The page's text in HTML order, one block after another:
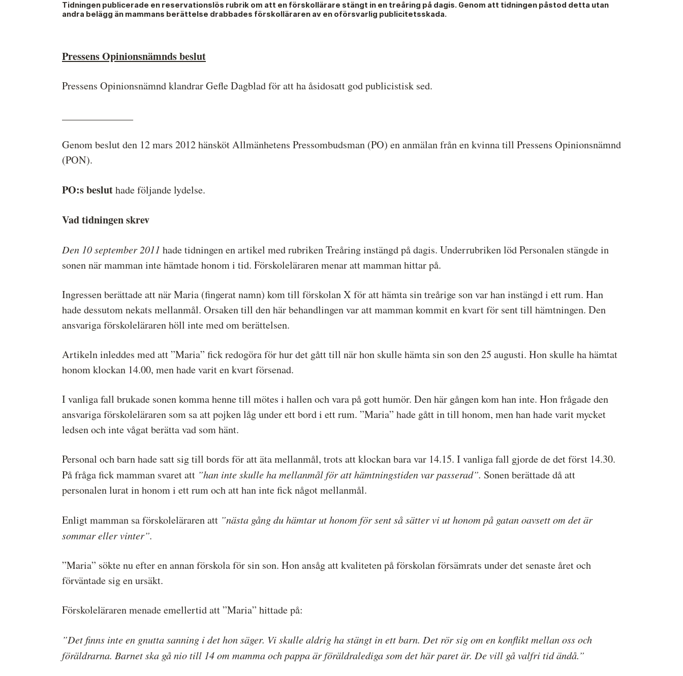
Medieetikens historia Hela listan över frivilligt anslutna medier
Tidningen publicerade en reservationslös rubrik om att en förskollärare stängt in en treåring på dagis. Genom att tidningen påstod detta utan
andra belägg än mammans berättelse drabbades förskolläraren av en oförsvarlig publicitetsskada.
Pressens Opinionsnämnds beslut
Pressens Opinionsnämnd klandrar Gefle Dagblad för att ha åsidosatt god publicistisk sed.
Genom beslut den 12 mars 2012 hänsköt Allmänhetens Pressombudsman (PO) en anmälan från en kvinna till Pressens Opinionsnämnd
(PON).
PO:s besluthade följande lydelse.
Vad tidningen skrev
Den 10 september 2011 hade tidningen en artikel med rubriken Treåring instängd på dagis. Underrubriken löd Personalen stängde in
sonen när mamman inte hämtade honom i tid. Förskoleläraren menar att mamman hittar på.
Ingressen berättade att när Maria (fingerat namn) kom till förskolan X för att hämta sin treårige son var han instängd i ett rum. Han
hade dessutom nekats mellanmål. Orsaken till den här behandlingen var att mamman kommit en kvart för sent till hämtningen. Den
ansvariga förskoleläraren höll inte med om berättelsen.
Artikeln inleddes med att ”Maria” fick redogöra för hur det gått till när hon skulle hämta sin son den 25 augusti. Hon skulle ha hämtat
honom klockan 14.00, men hade varit en kvart försenad.
I vanliga fall brukade sonen komma henne till mötes i hallen och vara på gott humör. Den här gången kom han inte. Hon frågade den
ansvariga förskoleläraren som sa att pojken låg under ett bord i ett rum. ”Maria” hade gått in till honom, men han hade varit mycket
ledsen och inte vågat berätta vad som hänt.
Personal och barn hade satt sig till bords för att äta mellanmål, trots att klockan bara var 14.15. I vanliga fall gjorde de det först 14.30.
På fråga fick mamman svaret att ”han inte skulle ha mellanmål för att hämtningstiden var passerad”. Sonen berättade då att
personalen lurat in honom i ett rum och att han inte fick något mellanmål.
Enligt mamman sa förskoleläraren att ”nästa gång du hämtar ut honom för sent så sätter vi ut honom på gatan oavsett om det är
sommar eller vinter”.
”Maria” sökte nu efter en annan förskola för sin son. Hon ansåg att kvaliteten på förskolan försämrats under det senaste året och
förväntade sig en ursäkt.
Förskoleläraren menade emellertid att ”Maria” hittade på:
”Det finns inte en gnutta sanning i det hon säger. Vi skulle aldrig ha stängt in ett barn. Det rör sig om en konflikt mellan oss och
föräldrarna. Barnet ska gå nio till 14 om mamma och pappa är föräldralediga som det här paret är. De vill gå valfri tid ändå.”